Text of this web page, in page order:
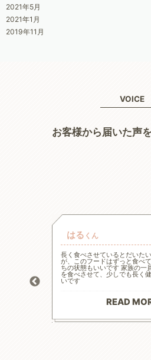
2021年5月
2021年1月
2019年11月
VOICE
お客様から届いた声
はる くん
長く食べさせているとだいた
が、このフードはずっと食
ちの状態もいいです 家族の一
を食べさせて、少しでも長く
いです
READ